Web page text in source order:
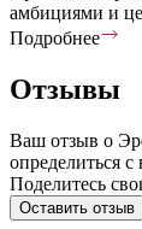
амбициями и
Подробнее
Отзывы
Ваш отзыв о
определиться
Поделитесь
Оставить отзыв